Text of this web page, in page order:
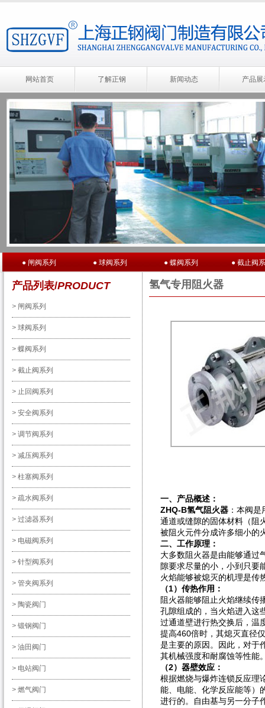
网站首页 了解正钢 新闻动态 产品展
● 闸阀系列 ● 球阀系列 ● 蝶阀系列 ● 截止阀
产品列表/PRODUCT
> 闸阀系列
> 球阀系列
> 蝶阀系列
> 截止阀系列
> 止回阀系列
> 安全阀系列
> 调节阀系列
> 减压阀系列
> 柱塞阀系列
> 疏水阀系列
> 过滤器系列
> 电磁阀系列
> 针型阀系列
> 管夹阀系列
> 陶瓷阀门
> 锻钢阀门
> 油田阀门
> 电站阀门
> 燃气阀门
氢气专用阻火器
一、产品概述：
ZHQ-B氢气阻火器 ：本阀
通道或缝隙的固体材料（阻
被阻火元件分成许多细小的
二、工作原理：
大多数阻火器是由能够通过
隙要求尽量的小，小到只要
火焰能够被熄灭的机理是传
（1）传热作用：
阻火器能够阻止火焰继续传
孔隙组成的，当火焰进入这
过通道壁进行热交换后，温
提高460倍时，其熄灭直径
是主要的原因。因此，对于
其机械强度和耐腐蚀等性能
（2）器壁效应：
根据燃烧与爆炸连锁反应理
能、电能、化学反应能等）
进行的。自由基与另一分子